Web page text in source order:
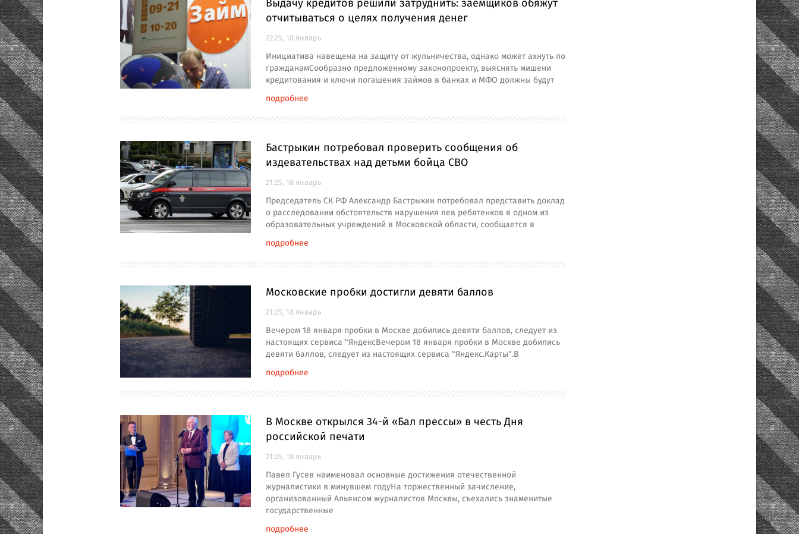
Выдачу кредитов решили затруднить: заемщиков обяжут
отчитываться о целях получения денег
22:25, 18 январь
Инициатива навещена на защиту от жульничества, однако может ахнуть по
гражданамСообразно предложенному законопроекту, выяснять мишени
кредитования и ключи погашения займов в банках и МФО должны будут
подробнее
Бастрыкин потребовал проверить сообщения об
издевательствах над детьми бойца СВО
21:25, 18 январь
Председатель СК РФ Александр Бастрыкин потребовал представить доклад
о расследовании обстоятельств нарушения лев ребятенков в одном из
образовательных учреждений в Московской области, сообщается в
подробнее
Московские пробки достигли девяти баллов
21:25, 18 январь
Вечером 18 января пробки в Москве добились девяти баллов, следует из
настоящих сервиса "ЯндексВечером 18 января пробки в Москве добились
девяти баллов, следует из настоящих сервиса "Яндекс.Карты".В
подробнее
В Москве открылся 34-й «Бал прессы» в честь Дня
российской печати
21:25, 18 январь
Павел Гусев наименовал основные достижения отечественной
журналистики в минувшем годуНа торжественный зачисление,
организованный Альянсом журналистов Москвы, съехались знаменитые
государственные
подробнее